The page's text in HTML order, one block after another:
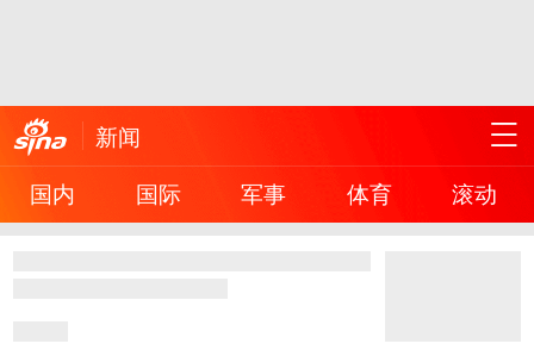
新闻
国内
国际 军事 体育 滚动